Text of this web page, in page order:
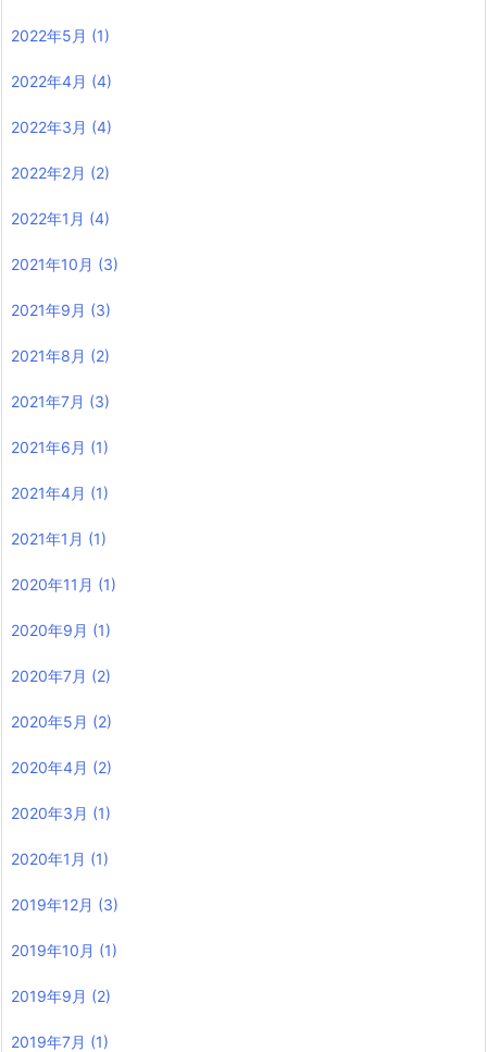
2022年5月 (1)
2022年4月 (4)
2022年3月 (4)
2022年2月 (2)
2022年1月 (4)
2021年10月 (3)
2021年9月 (3)
2021年8月 (2)
2021年7月 (3)
2021年6月 (1)
2021年4月 (1)
2021年1月 (1)
2020年11月 (1)
2020年9月 (1)
2020年7月 (2)
2020年5月 (2)
2020年4月 (2)
2020年3月 (1)
2020年1月 (1)
2019年12月 (3)
2019年10月 (1)
2019年9月 (2)
2019年7月 (1)